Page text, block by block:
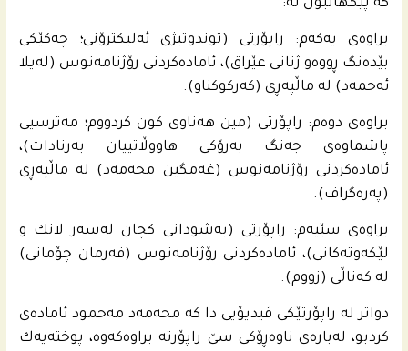
كه‌ پێكهاتبون له‌:
براوه‌ى یه‌كه‌م: راپۆرتى (توندوتیژی ئەلیكترۆنی؛ چەكێكی
بێدەنگ ڕووەو ژنانی عێراق)، ئاماده‌كردنى رۆژنامه‌نوس (له‌یلا
ئه‌حمه‌د) له‌ ماڵپه‌ڕى (كه‌ركوكناو).
براوه‌ى دوه‌م: راپۆرتى (‌مین هەناوی كون كردووم‌؛ مەترسیی
پاشماوەی جەنگ بەرۆكی هاووڵاتییان بەرنادات)،
ئاماده‌كردنى رۆژنامه‌نوس (غه‌مگین محه‌مه‌د) له‌ ماڵپه‌ڕى
(په‌ره‌گراف).
براوه‌ى سێیه‌م: راپۆرتى (به‌شودانى كچان له‌سه‌ر لانك و
لێكه‌وته‌كانى)، ئاماده‌كردنى رۆژنامه‌نوس (فه‌رمان چۆمانى)
له‌ كه‌ناڵی (زووم).
دواتر له‌ راپۆرتێكى ڤیدیۆیی دا كه‌ محه‌مه‌د مه‌حمود ئاماده‌ى
كردبو، له‌باره‌ى ناوه‌ڕۆكى سێ راپۆرته‌ براوه‌كه‌وه‌، پوخته‌یه‌ك